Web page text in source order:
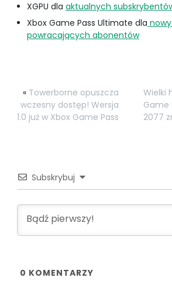
XGPU dla aktualnych
Xbox Game Pass Ultimate dla
powracających abonentów
« Towerborne opuszcza
wczesny dostęp! Wersja
1.0 już w Xbox Game Pass
Wielki
Game
2077
Subskrybuj
0 KOMENTARZY